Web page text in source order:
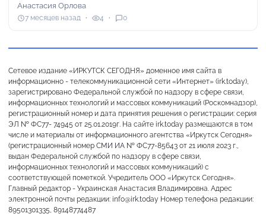
Анастасия Орлова
7 месяцев назад 4 0
Сетевое издание «ИРКУТСК СЕГОДНЯ» доменное имя сайта в
информационно - телекоммуникационной сети «Интернет» (irk.today),
зарегистрировано Федеральной службой по надзору в сфере связи,
информационных технологий и массовых коммуникаций (Роскомнадзор),
регистрационный номер и дата принятия решения о регистрации: серия
ЭЛ № ФС77- 74945 от 25.01.2019г. На сайте irk.today размещаются в том
числе и материалы от информационного агентства «Иркутск Сегодня»
(регистрационный номер СМИ ИА № ФС77-85643 от 21 июля 2023 г.,
выдан Федеральной службой по надзору в сфере связи,
информационных технологий и массовых коммуникаций) с
соответствующей пометкой. Учредитель ООО «Иркутск Сегодня».
Главный редактор - Украинская Анастасия Владимировна. Адрес
электронной почты редакции: info@irk.today Номер телефона редакции:
89501301335, 89148774487